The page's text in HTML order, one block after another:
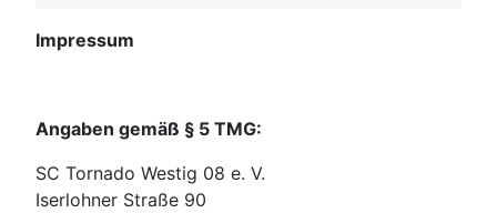
Impressum
Angaben gemäß § 5 TMG:
SC Tornado Westig 08 e. V.
Iserlohner Straße 90